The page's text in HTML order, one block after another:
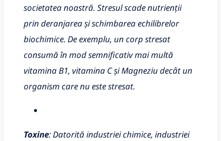
societatea noastră. Stresul scade nutrienții
prin deranjarea și schimbarea echilibrelor
biochimice. De exemplu, un corp stresat
consumă în mod semnificativ mai multă
vitamina B1, vitamina C și Magneziu decât un
organism care nu este stresat.
Toxine: Datorită industriei chimice, industriei